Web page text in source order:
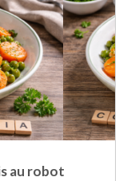
au robot